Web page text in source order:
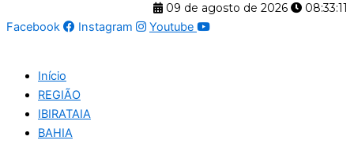
09 de agosto de 2026
08:33:12
Facebook
Instagram Youtube
Início
REGIÃO
IBIRATAIA
BAHIA